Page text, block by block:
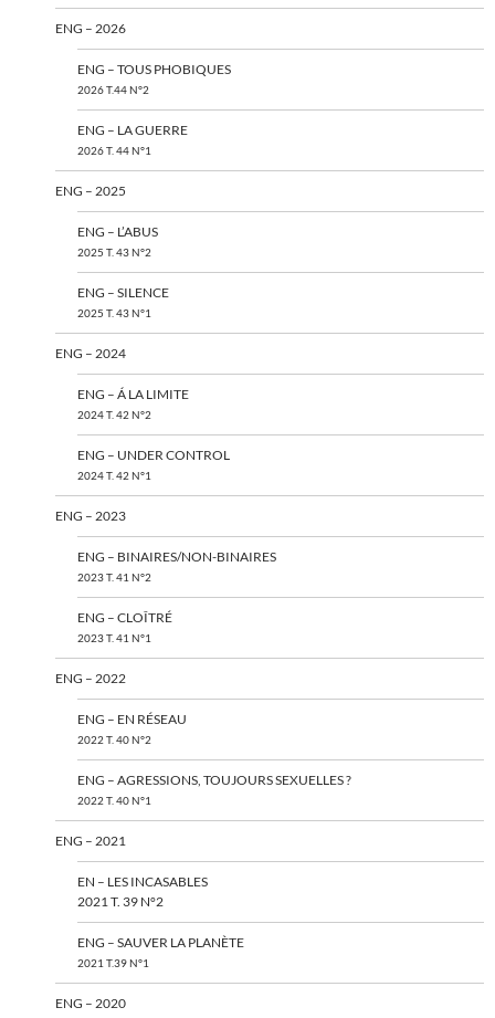
ENG – 2026
ENG – TOUS PHOBIQUES
2026 T.44 N°2
ENG – LA GUERRE
2026 T. 44 N°1
ENG – 2025
ENG – L’ABUS
2025 T. 43 N°2
ENG – SILENCE
2025 T. 43 N°1
ENG – 2024
ENG – Á LA LIMITE
2024 T. 42 N°2
ENG – UNDER CONTROL
2024 T. 42 N°1
ENG – 2023
ENG – BINAIRES/NON-BINAIRES
2023 T. 41 N°2
ENG – CLOÎTRÉ
2023 T. 41 N°1
ENG – 2022
ENG – EN RÉSEAU
2022 T. 40 N°2
ENG – AGRESSIONS, TOUJOURS SEXUELLES ?
2022 T. 40 N°1
ENG – 2021
EN – LES INCASABLES
2021 T. 39 N°2
ENG – SAUVER LA PLANÈTE
2021 T.39 N°1
ENG – 2020